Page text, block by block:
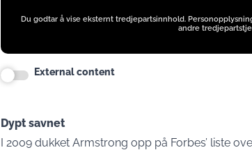
Du godtar å vise eksternt tredjepartsinnhold.
andre
External content
Dypt savnet
I 2009 dukket Armstrong opp på Forbes’ liste